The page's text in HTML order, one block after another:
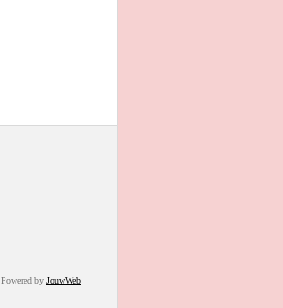
Powered by JouwWeb